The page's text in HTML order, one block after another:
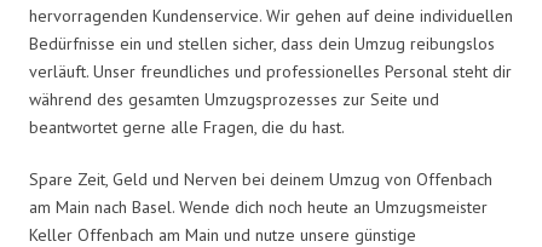
hervorragenden Kundenservice. Wir gehen auf deine individuellen
Bedürfnisse ein und stellen sicher, dass dein Umzug reibungslos
verläuft. Unser freundliches und professionelles Personal steht dir
während des gesamten Umzugsprozesses zur Seite und
beantwortet gerne alle Fragen, die du hast.
Spare Zeit, Geld und Nerven bei deinem Umzug von Offenbach
am Main nach Basel. Wende dich noch heute an Umzugsmeister
Keller Offenbach am Main und nutze unsere günstige